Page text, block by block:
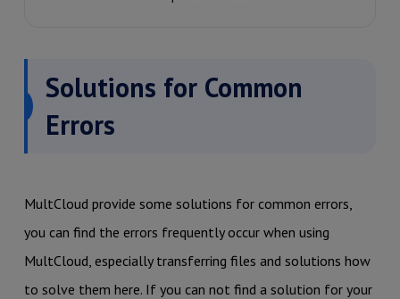
Solutions for Common
Errors
MultCloud provide some solutions for common errors,
you can find the errors frequently occur when using
MultCloud, especially transferring files and solutions how
to solve them here. If you can not find a solution for your